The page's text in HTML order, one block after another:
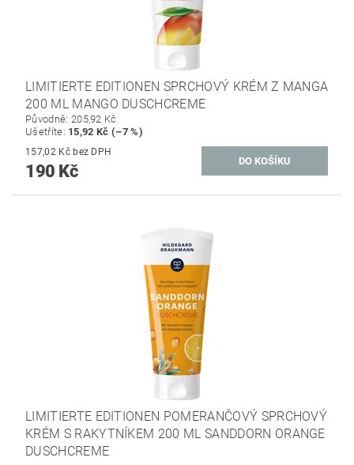
LIMITIERTE EDITIONEN SPRCHOVÝ KRÉM Z MANGA
200 ML MANGO DUSCHCREME
Původně: 205,92 Kč
Ušetříte: 15,92 Kč (–7 %)
157,02 Kč bez DPH
190 Kč
LIMITIERTE EDITIONEN POMERANČOVÝ SPRCHOVÝ
KRÉM S RAKYTNÍKEM 200 ML SANDDORN ORANGE
DUSCHCREME